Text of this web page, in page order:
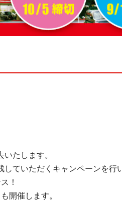
たします。
ていただくキャンペーンを行
！
開催します。